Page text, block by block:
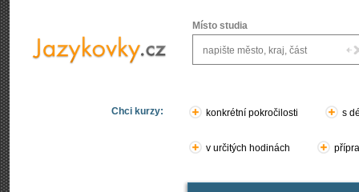
Místo studia
Chci kurzy: konkrétní pokročilosti s
v určitých hodinách